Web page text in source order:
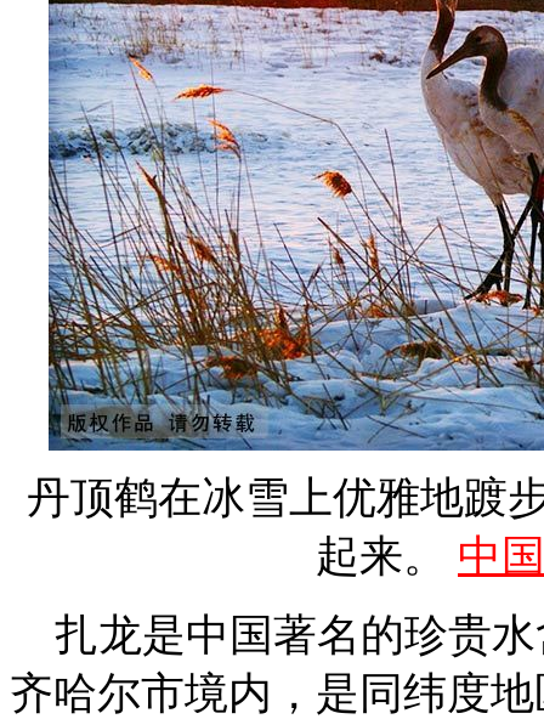
丹顶鹤在冰雪上优雅地踱
起来。 中
扎龙是中国著名的珍贵
齐哈尔市境内，是同纬度